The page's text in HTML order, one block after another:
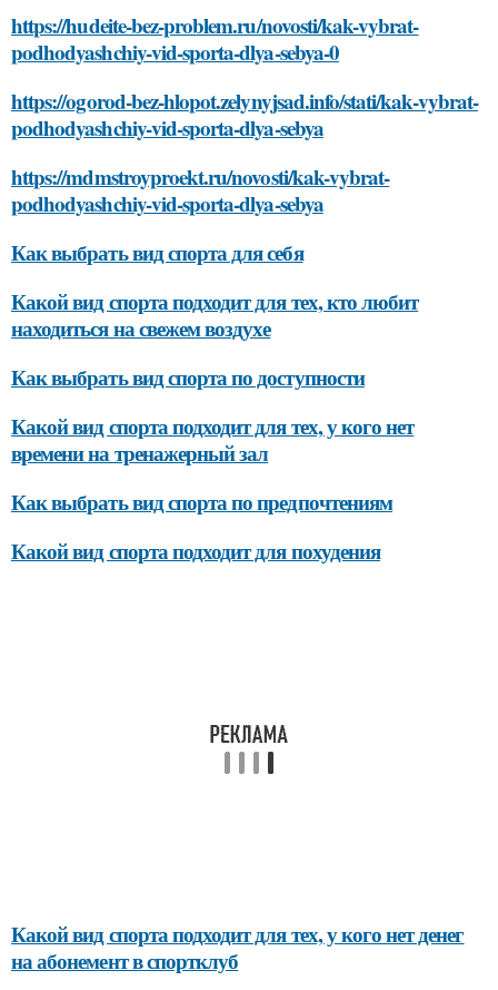
https://hudeite-bez-problem.ru/novosti/kak-vybrat-
podhodyashchiy-vid-sporta-dlya-sebya-0
https://ogorod-bez-hlopot.zelynyjsad.info/stati/kak-vybrat-
podhodyashchiy-vid-sporta-dlya-sebya
https://mdmstroyproekt.ru/novosti/kak-vybrat-
podhodyashchiy-vid-sporta-dlya-sebya
Как выбрать вид спорта для себя
Какой вид спорта подходит для тех, кто любит
находиться на свежем воздухе
Как выбрать вид спорта по доступности
Какой вид спорта подходит для тех, у кого нет
времени на тренажерный зал
Как выбрать вид спорта по предпочтениям
Какой вид спорта подходит для похудения
Какой вид спорта подходит для тех, у кого нет денег
на абонемент в спортклуб